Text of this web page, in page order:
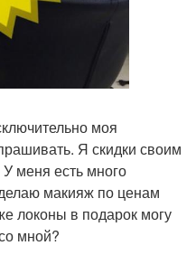
моя
Я скидки своим
меня есть много
макияж по ценам
локоны в подарок могу
мной?